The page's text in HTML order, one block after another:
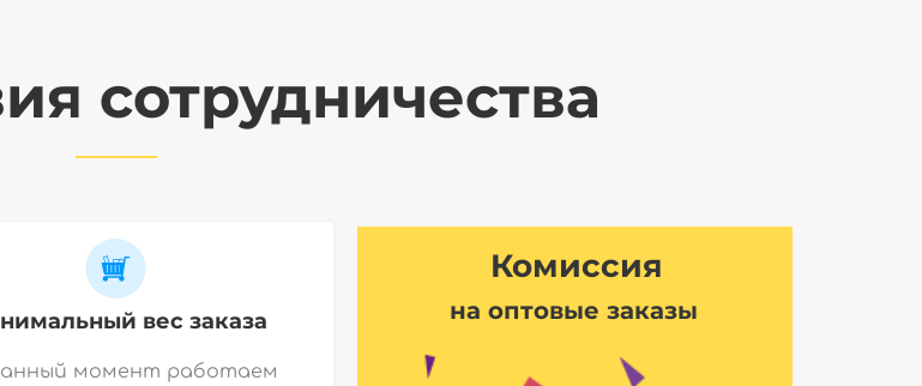
сотрудничества
вес заказа
момент работаем
Комиссия
на оптовые заказы